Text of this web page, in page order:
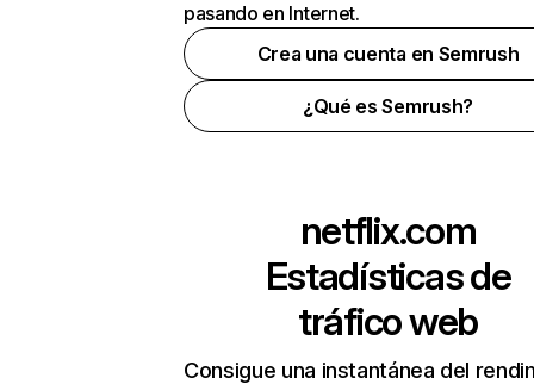
pasando en Internet.
Crea una cuenta en Semrush
¿Qué es Semrush?
netflix.com
Estadísticas de
tráfico web
Consigue una instantánea del